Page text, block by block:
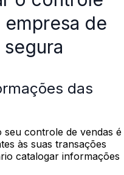
empresa de
das
controle de vendas é
às suas transações
catalogar informações